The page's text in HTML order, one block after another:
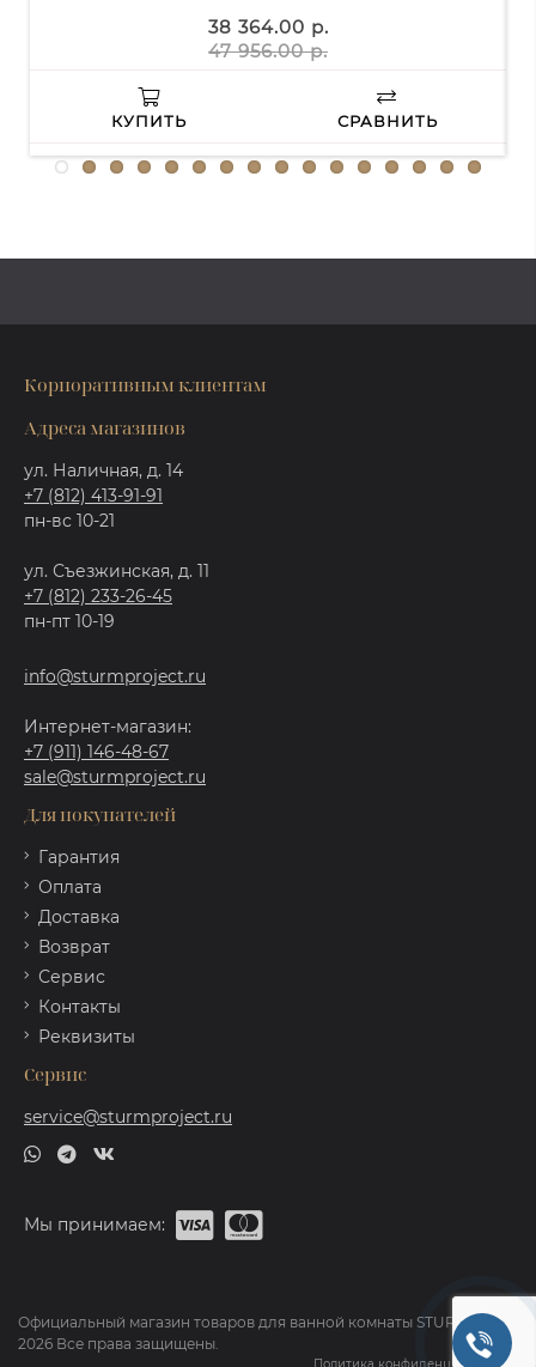
38 364.00 р.
47 956.00 р.
КУПИТЬ СРАВНИТЬ
Корпоративным клиентам
Адреса магазинов
ул. Наличная, д. 14
+7 (812) 413-91-91
пн-вс 10-21
ул. Съезжинская, д. 11
+7 (812) 233-26-45
пн-пт 10-19
info@sturmproject.ru
Интернет-магазин:
+7 (911) 146-48-67
sale@sturmproject.ru
Для покупателей
Гарантия
Оплата
Доставка
Возврат
Сервис
Контакты
Реквизиты
Сервис
service@sturmproject.ru
Мы принимаем:
Официальный магазин товаров для ванной комнаты STURM ©
2026 Все права защищены.